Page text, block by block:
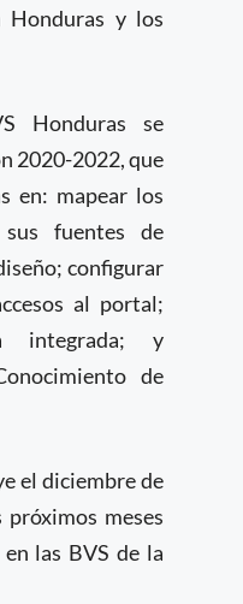
Honduras y los
Honduras se
2020-2022, que
en: mapear los
fuentes de
configurar
al portal;
integrada; y
de
el diciembre de
meses
las BVS de la